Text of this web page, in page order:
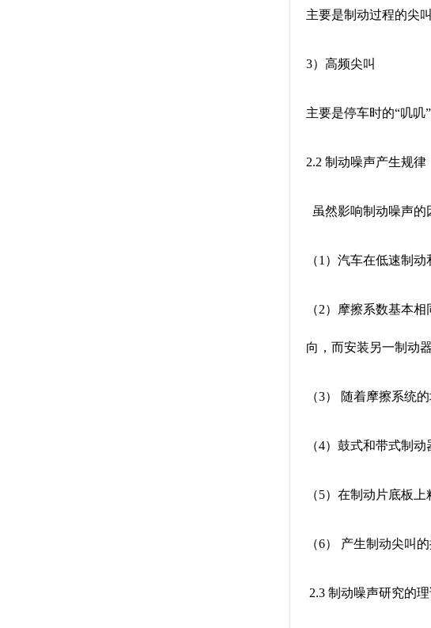
主要是制动过程的尖
3）高频尖叫
主要是停车时的“叽叽
2.2 制动噪声产生规律
虽然影响制动噪声的
（1）汽车在低速制
（2）摩擦系数基本
向，而安装另一制动
（3） 随着摩擦系统
（4）鼓式和带式制
（5）在制动片底板
（6） 产生制动尖叫
2.3 制动噪声研究的